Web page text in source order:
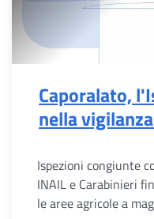
Caporalato,
nella
Ispezioni congiunte
INAIL e Carabinieri
le aree agricole a